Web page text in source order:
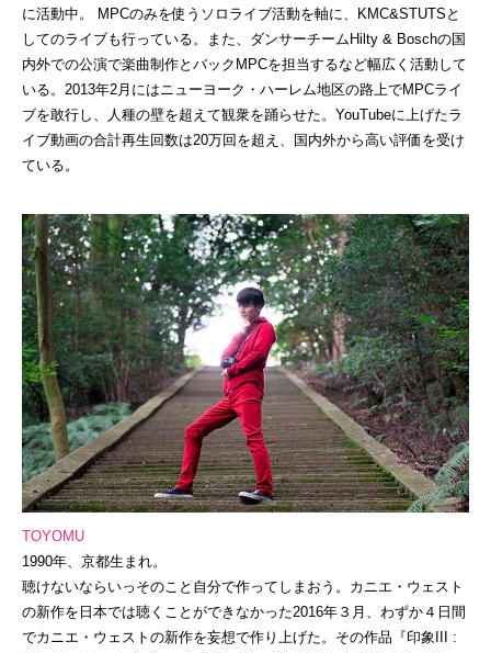
に活動中。 MPCのみを使うソロライブ活動を軸に、KMC&STUTSと
してのライブも行っている。また、ダンサーチームHilty & Boschの国
内外での公演で楽曲制作とバックMPCを担当するなど幅広く活動して
いる。2013年2月にはニューヨーク・ハーレム地区の路上でMPCライ
ブを敢行し、人種の壁を超えて観衆を踊らせた。YouTubeに上げたラ
イブ動画の合計再生回数は20万回を超え、国内外から高い評価を受け
ている。
TOYOMU
1990年、京都生まれ。
聴けないならいっそのこと自分で作ってしまおう。カニエ・ウェスト
の新作を日本では聴くことができなかった2016年３月、わずか４日間
でカニエ・ウェストの新作を妄想で作り上げた。その作品『印象III :